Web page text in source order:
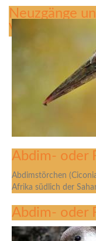
Neuzgänge
Vogelrevier
Abdim- oder
Abdimstörchen
Afrika südlich der
Abdim- oder